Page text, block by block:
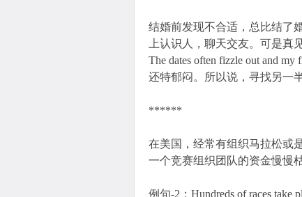
结婚前发现不合适，总比结了
上认识人，聊天交友。可是
The dates often fizzle out and
还特郁闷。所以说，寻找另一
******
在美国，经常有组织马拉松或
一个竞赛组织团队的资金慢慢
例句-2：Hundreds of races take